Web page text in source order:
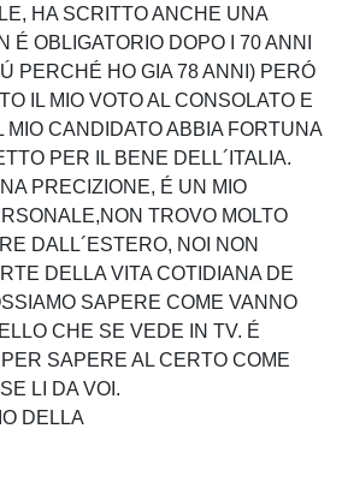
HA SCRITTO ANCHE UNA
É OBLIGATORIO DOPO I 70 ANNI
PERCHÉ HO GIA 78 ANNI) PERÓ
IL MIO VOTO AL CONSOLATO E
MIO CANDIDATO ABBIA FORTUNA
PER IL BENE DELL´ITALIA.
PRECIZIONE, É UN MIO
TROVO MOLTO
DALL´ESTERO, NOI NON
DELLA VITA COTIDIANA DE
SAPERE COME VANNO
CHE SE VEDE IN TV. É
SAPERE AL CERTO COME
LI DA VOI.
DELLA